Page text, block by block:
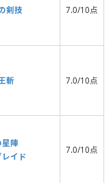
剣技 7.0/10点
斬 7.0/10点
星陣
レイド
7.0/10点